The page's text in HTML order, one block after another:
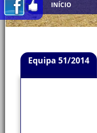
INÍCIO
Equipa 51/2014